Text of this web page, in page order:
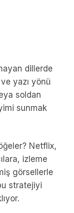
dillerde
yazı yönü
soldan
sunmak
Netflix,
izleme
görsellerle
stratejiyi